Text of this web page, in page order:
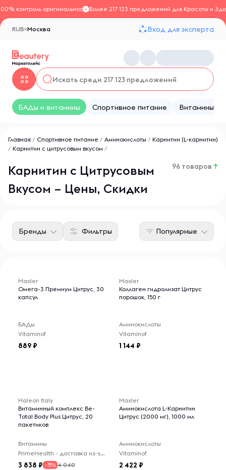
контроль оригинальностиБолее 217 123 предложений для Красоты и
Москва
RUB Вход для эксперта
БАДы и витамины Спортивное питание Витамины
Главная / Спортивное питание / Аминокислоты / Карнитин (L-карнитин)
/ Карнитин с цитрусовым вкусом /
Карнитин с Цитрусовым
Вкусом – Цены, Скидки
96 товаров ↑
Фильтры
Бренды Популярные
Maxler
Омега-3 Премиум Цитрус, 30
капсул
БАДы
Vitaminof
889
Maxler
Коллаген гидролизат Цитрус
порошок, 150 г
Аминокислоты
Vitaminof
1 144
Haleon Italy
Витаминный комплекс Be-
Total Body Plus Цитрус, 20
пакетиков
Витамины
PrimeHealth - доставка из-за рубежа
3 838 -5% 4 040
Maxler
Аминокислота L-Карнитин
Цитрус (2000 мг), 1000 мл
Аминокислоты
Vitaminof
2 422